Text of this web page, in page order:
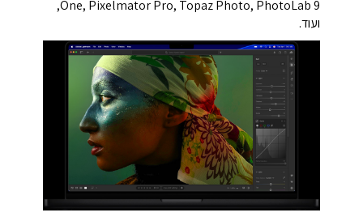
One, Pixelmator Pro, Topaz Photo, PhotoLab 9,
ועוד.